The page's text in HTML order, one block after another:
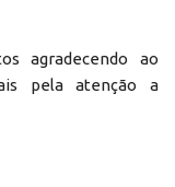
agradecendo ao
pela atenção a